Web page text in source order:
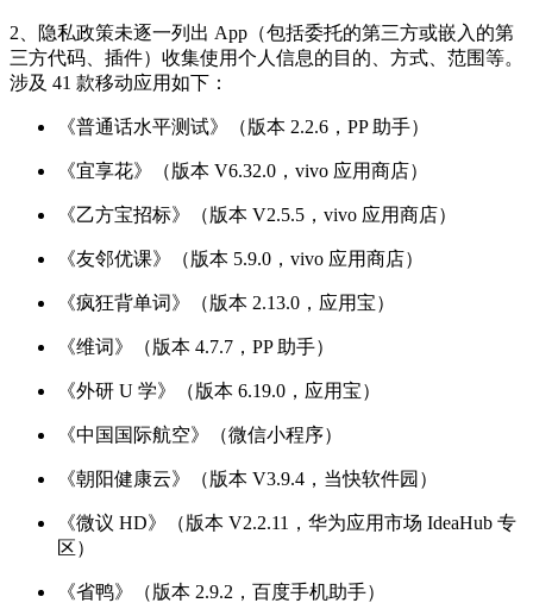
2、隐私政策未逐一列出 App（包括委托的第三方或嵌入的第
三方代码、插件）收集使用个人信息的目的、方式、范围等。
涉及 41 款移动应用如下：
《普通话水平测试》（版本 2.2.6，PP 助手）
《宜享花》（版本 V6.32.0，vivo 应用商店）
《乙方宝招标》（版本 V2.5.5，vivo 应用商店）
《友邻优课》（版本 5.9.0，vivo 应用商店）
《疯狂背单词》（版本 2.13.0，应用宝）
《维词》（版本 4.7.7，PP 助手）
《外研 U 学》（版本 6.19.0，应用宝）
《中国国际航空》（微信小程序）
《朝阳健康云》（版本 V3.9.4，当快软件园）
《微议 HD》（版本 V2.2.11，华为应用市场 IdeaHub 专
区）
《省鸭》（版本 2.9.2，百度手机助手）